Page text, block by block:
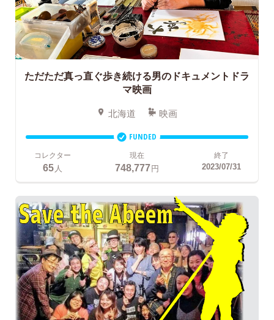
ただただ真っ直ぐ歩き続ける男のドキュメントドラ
マ映画
北海道 映画
FUNDED
コレクター
65 人
現在
748,777円
終了
2023/07/31